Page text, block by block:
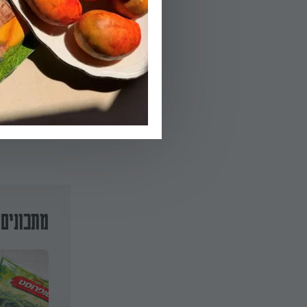
להוסיף כפית
03.
ליצור קציצות